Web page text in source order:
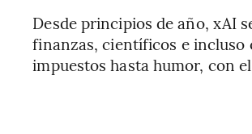
Desde principios de año, xAI
finanzas, científicos e incluso
impuestos hasta humor, con